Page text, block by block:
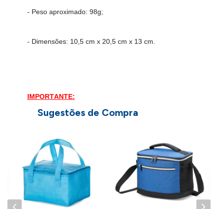
- Peso aproximado: 98g;
- Dimensões: 10,5 cm x 20,5 cm x 13 cm.
IMPORTANTE:
Consulte a aba personalização para saber detalhes
de como aplicar sua marca neste produto.
Sugestões de Compra